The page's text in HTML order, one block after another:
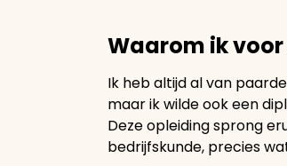
Waarom ik
Ik heb altijd al van
maar ik wilde ook een
Deze opleiding sprong
bedrijfskunde, precies